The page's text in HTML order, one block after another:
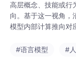
高层概念、技能或行
向。基于这一视角，
模型内部计算推向对
疏、更易解释的特
#语言模型 #